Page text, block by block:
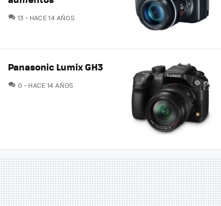
13 COMENTARIOS
HACE 14 AÑOS
Panasonic Lumix GH3
0 COMENTARIOS
HACE 14 AÑOS